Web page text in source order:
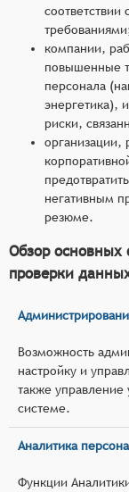
компании,
повышенные
персонала
энергетика),
риски,
негативным
резюме.
Обзор
проверки
Возможность
настройку и
также управление
системе.
Аналитика
Функции